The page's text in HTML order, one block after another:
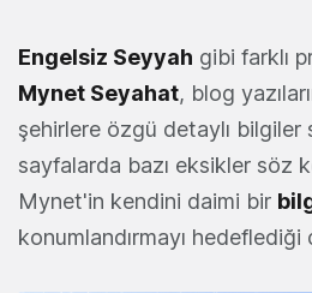
Engelsiz Seyyah gibi farklı
Mynet Seyahat, blog
şehirlere özgü detaylı bilgiler
sayfalarda bazı eksikler söz
Mynet'in kendini daimi bir
konumlandırmayı hedeflediği